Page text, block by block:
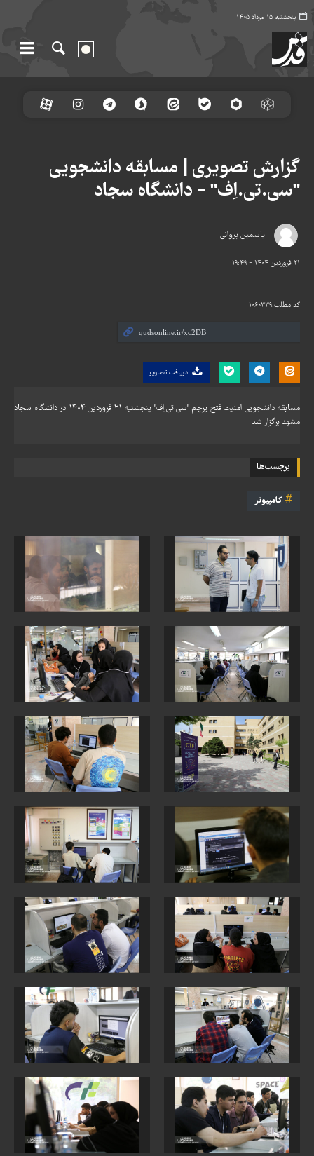
پنجشنبه ۱۵ مرداد ۱۴۰۵
یاسمین پروانی
۲۱ فروردین ۱۴۰۴ - ۱۹:۴۹
کد مطلب ۱۰۶۰۳۳۹
دریافت تصاویر
گزارش تصویری | مسابقه دانشجویی
"سی.تی.اِف" - دانشگاه سجاد
مسابقه دانشجویی امنیت فتح پرچم "سی.تی.اِف" پنجشنبه ۲۱ فروردین ۱۴۰۴ در دانشگاه سجاد
مشهد برگزار شد
برچسب‌ها
کامپیوتر